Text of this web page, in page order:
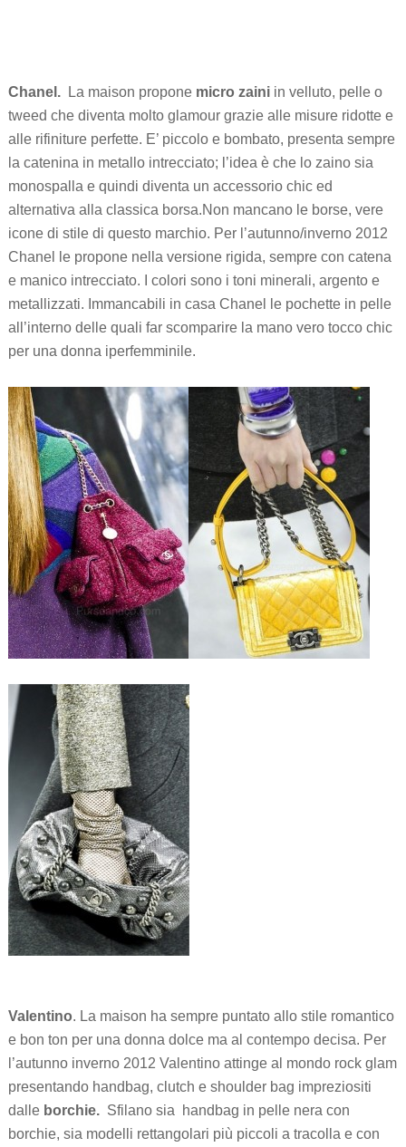
Chanel. La maison propone micro zainiin velluto, pelle o
tweed che diventa molto glamour grazie alle misure ridotte e
alle rifiniture perfette. E’ piccolo e bombato, presenta sempre
la catenina in metallo intrecciato; l’idea è che lo zaino sia
monospalla e quindi diventa un accessorio chic ed
alternativa alla classica borsa.Non mancano le borse, vere
icone di stile di questo marchio. Per l’autunno/inverno 2012
Chanel le propone nella versione rigida, sempre con catena
e manico intrecciato. I colori sono i toni minerali, argento e
metallizzati. Immancabili in casa Chanel le pochette in pelle
all’interno delle quali far scomparire la mano vero tocco chic
per una donna iperfemminile.
Valentino. La maison ha sempre puntato allo stile romantico
e bon ton per una donna dolce ma al contempo decisa. Per
l’autunno inverno 2012 Valentino attinge al mondo rock glam
presentando handbag, clutch e shoulder bag impreziositi
dalle borchie. Sfilano sia handbag in pelle nera con
borchie, sia modelli rettangolari più piccoli a tracolla e con